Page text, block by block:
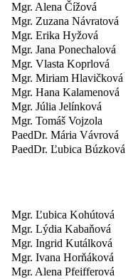
Mgr. Alena Čížová
Mgr. Zuzana Návratová
Mgr. Erika Hyžová
Mgr. Jana Ponechalová
Mgr. Vlasta Koprlová
Mgr. Miriam Hlavičková
Mgr. Hana Kalamenová
Mgr. Júlia Jelínková
Mgr. Tomáš Vojzola
PaedDr. Mária Vávrová
PaedDr. Ľubica Búzková
Mgr. Ľubica Kohútová
Mgr. Lýdia Kabaňová
Mgr. Ingrid Kutálková
Mgr. Ivana Horňáková
Mgr. Alena Pfeifferová